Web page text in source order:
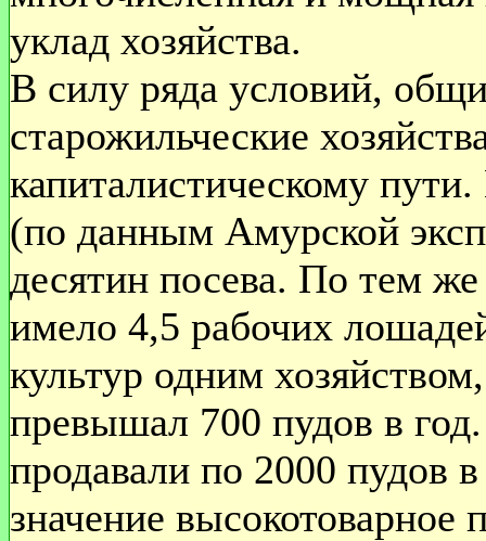
уклад хозяйства.
В силу ряда условий,
старожильческие
капиталистическому
(по данным Амурской
десятин посева. По тем
имело 4,5 рабочих
культур одним
превышал 700 пудов в
продавали по 2000 пудов
значение высокотоварное